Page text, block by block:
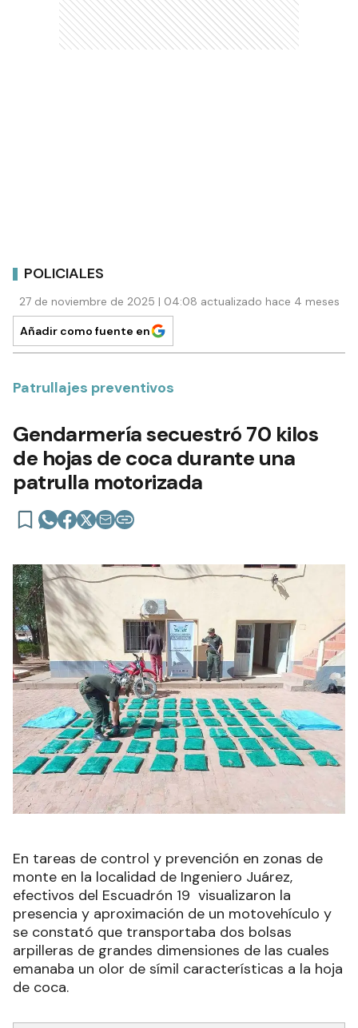
POLICIALES
27 de noviembre de 2025 | 04:08 actualizado hace 4 meses
Añadir como fuente en
Patrullajes preventivos
Gendarmería secuestró 70 kilos
de hojas de coca durante una
patrulla motorizada
En tareas de control y prevención en zonas de
monte en la localidad de Ingeniero Juárez,
efectivos del Escuadrón 19 visualizaron la
presencia y aproximación de un motovehículo y
se constató que transportaba dos bolsas
arpilleras de grandes dimensiones de las cuales
emanaba un olor de símil características a la hoja
de coca.